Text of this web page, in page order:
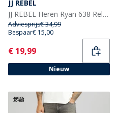
JJ REBEL
JJ REBEL Heren Ryan 638 Relaxed Fit Jeans Light Blue
Adviesprijs€ 34,99
Bespaar€ 15,00
Current
€ 19,99
Nieuw